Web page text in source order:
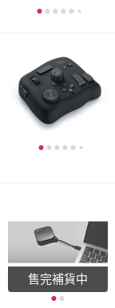
售完補貨中